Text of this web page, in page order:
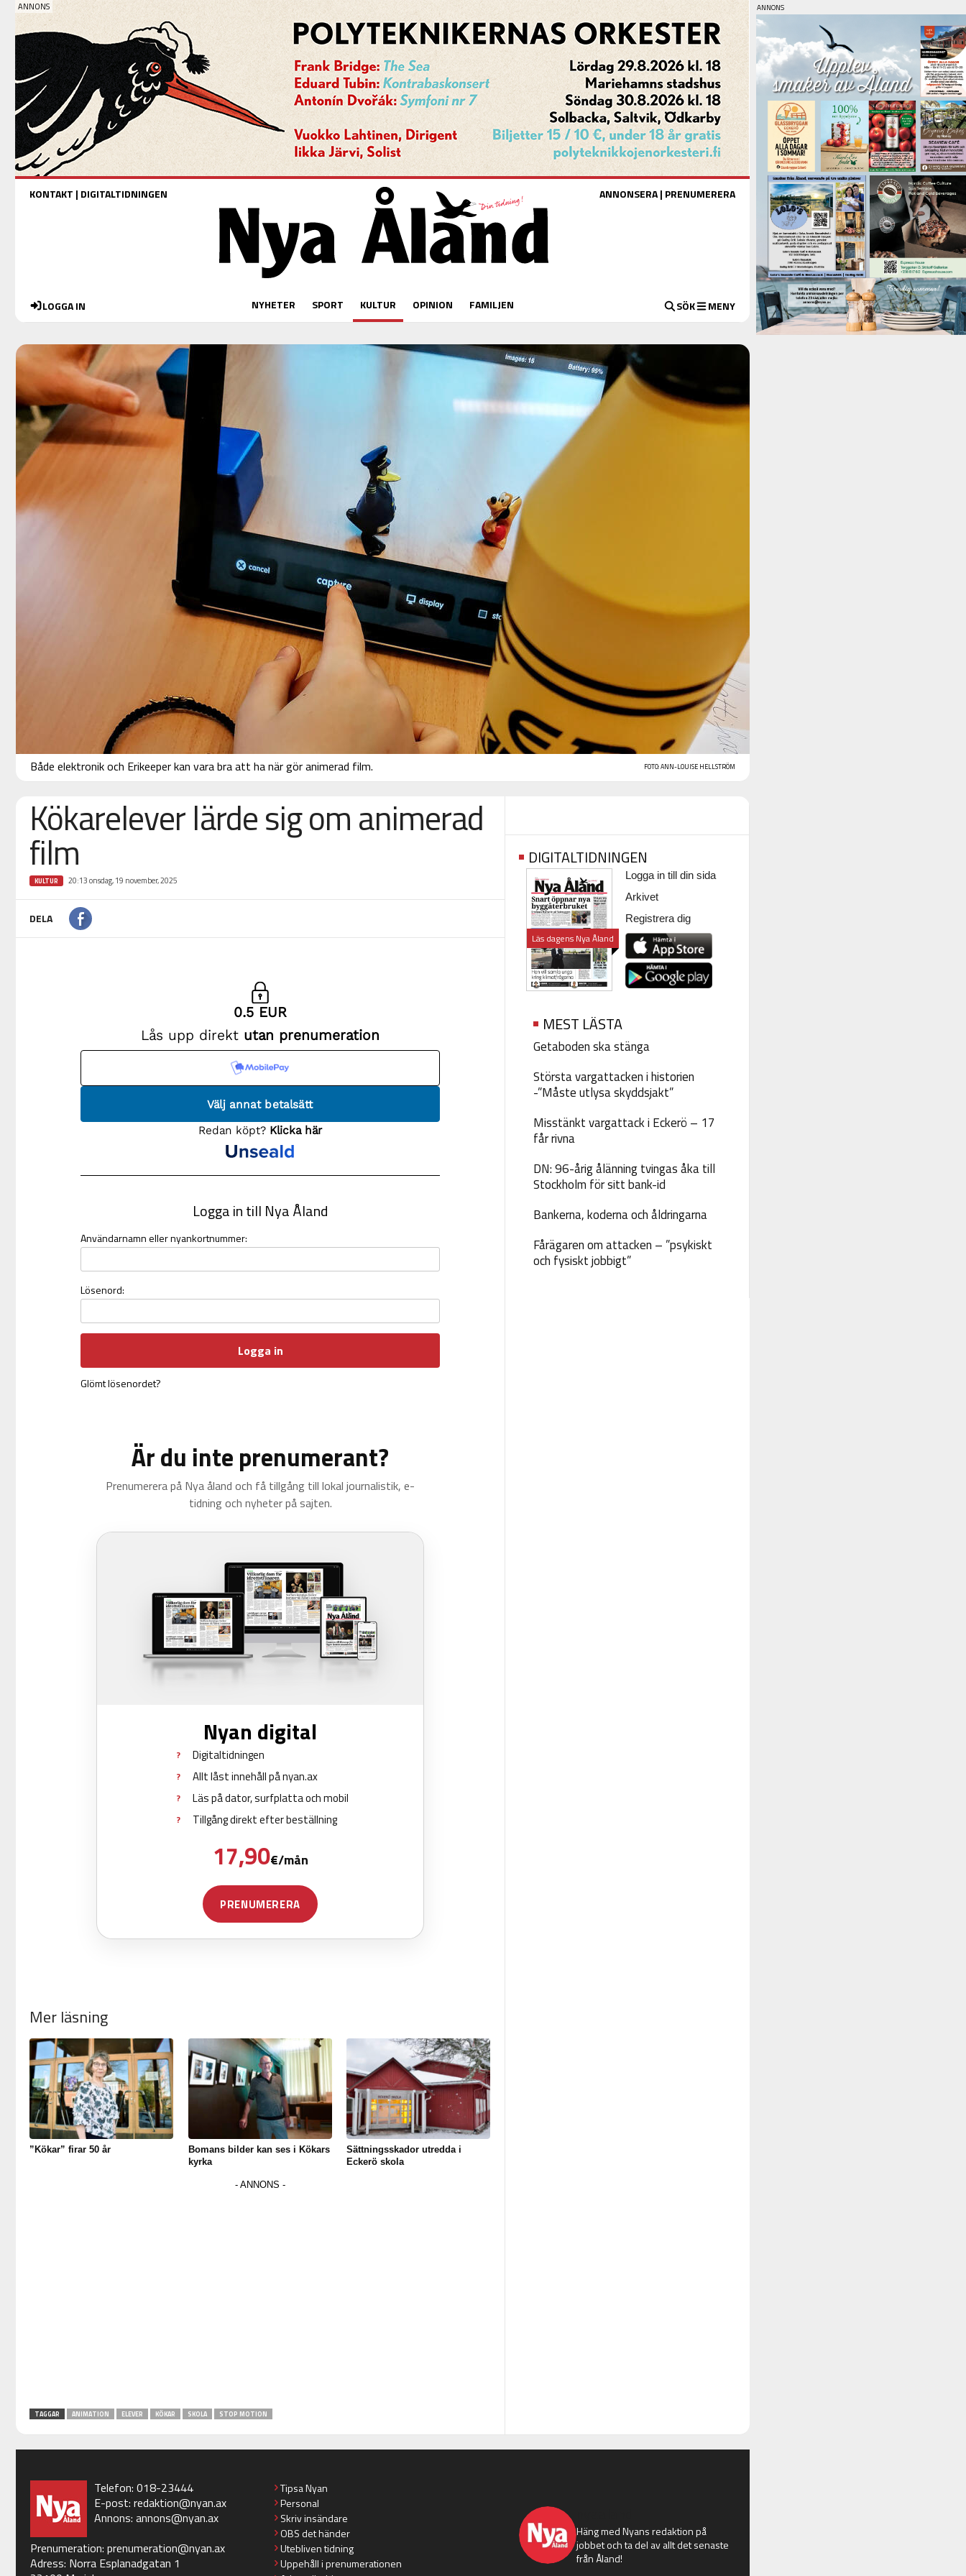
KONTAKT | DIGITALTIDNINGEN ANNONSERA| PRENUMERERA
LOGGA IN NYHETER SPORT KULTUR OPINION FAMILJEN SÖK MENY
FOTO: ANN-LOUISE HELLSTRÖM
Både elektronik och Erikeeper kan vara bra att ha när gör animerad film.
Kökarelever lärde sig om animerad
film
KULTUR 20:13 onsdag, 19 november, 2025
DELA
Mer läsning
”Kökar” firar 50 år
Bomans bilder kan ses i Kökars
kyrka
Sättningsskador utredda i
Eckerö skola
TAGGAR ANIMATION ELEVER KÖKAR SKOLA STOP MOTION
DIGITALTIDNINGEN
Läs dagens Nya Åland
Logga in till din sida
Arkivet
Registrera dig
MEST LÄSTA
Getaboden ska stänga
Största vargattacken i historien
-”Måste utlysa skyddsjakt”
Misstänkt vargattack i Eckerö – 17
får rivna
DN: 96-årig ålänning tvingas åka till
Stockholm för sitt bank-id
Bankerna, koderna och åldringarna
Fårägaren om attacken – ”psykiskt
och fysiskt jobbigt”
Telefon: 018-23444
E-post: redaktion@nyan.ax
Annons: annons@nyan.ax
Prenumeration: prenumeration@nyan.ax
Adress: Norra Esplanadgatan 1
Tipsa Nyan
Personal
Skriv insändare
OBS det händer
Utebliven tidning
Uppehåll i prenumerationen
Häng med Nyans redaktion på
jobbet och ta del av allt det senaste
från Åland!